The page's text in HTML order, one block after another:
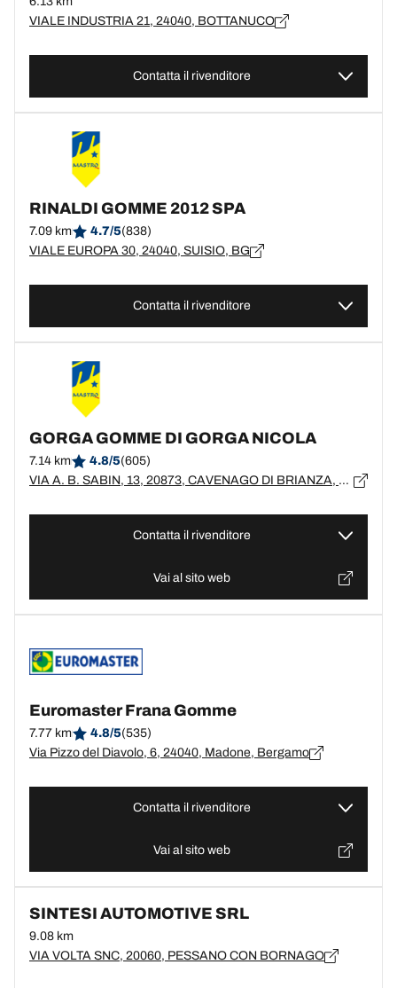
VIALE INDUSTRIA 21, 24040, BOTTANUCO
Contatta il rivenditore
RINALDI GOMME 2012 SPA
7.09 km 4.7/5(838)
VIALE EUROPA 30, 24040, SUISIO, BG
Contatta il rivenditore
GORGA GOMME DI GORGA NICOLA
7.14 km 4.8/5(605)
VIA A. B. SABIN, 13, 20873, CAVENAGO DI BRIANZA, MB
Contatta il rivenditore
Vai al sito web
Euromaster Frana Gomme
7.77 km 4.8/5(535)
Via Pizzo del Diavolo, 6, 24040, Madone, Bergamo
Contatta il rivenditore
Vai al sito web
SINTESI AUTOMOTIVE SRL
9.08 km
VIA VOLTA SNC, 20060, PESSANO CON BORNAGO